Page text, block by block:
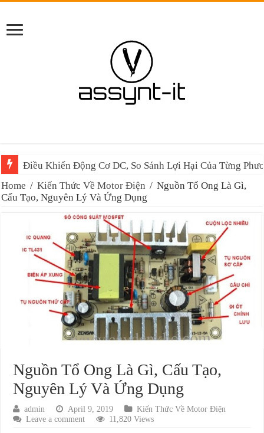
Điều Khiển Động Cơ DC, So Sánh Lợi Hại Của Từng
Home / Kiến Thức Về Motor Điện / Nguồn Tổ Ong Là Gì,
Cấu Tạo, Nguyên Lý Và Ứng Dụng
Nguồn Tổ Ong Là Gì, Cấu Tạo,
Nguyên Lý Và Ứng Dụng
admin April 9, 2019
Kiến Thức Về Motor Điện
Leave a comment
11,820 Views